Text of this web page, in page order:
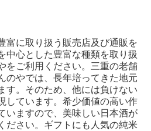
富に取り扱う販売店及び通販を
中心とした豊富な種類を取り扱
をご利用ください。三重の老舗
のやでは、長年培ってきた地元
す。そのため、他には負けない
しています。希少価値の高い作
いますので、美味しい日本酒が
ださい。ギフトにも人気の純米